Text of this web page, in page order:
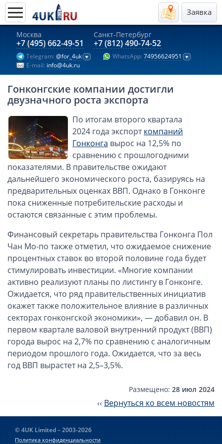
Заявка
Москва
+7 (495) 662-49-51
Санкт-Петербург
+7 (812) 490-74-52
Telegram: @for_4uk WhatsApp: 74956624951
E-mail: info@4uk.ru
Актуальные предложения 2026
Компании в Гонконге
Английские компании LTD
Киргизия (компания и счёт)
Компании в Китае
Kомпания в Канаде с лицензией MSB
Казахстан (компания и счёт)
Открытие счета в банках Казахстана
Платежная система Гонконга
Платежная система Великобритании
Платежная система Маврикия
Платежная система Казахстана
ОАЭ, Аджман (компания и счёт)
Оффшоры на Сейшелах
Турция (компания и счёт)
Счёт и карта в Турции для физлиц
Cчёт в Турции для компании
Счёт и карта в Киргизии для физлиц
Гражданство Вануату
Гражданство Сьерра-Леоне
Английские партнерства LLP
Ирландские компании LTD
Ирландские партнерства LP
Гонконгские компании достигли
двузначного роста экспорта
По итогам второго квартала
2024 года экспорткомпаний
Гонконга вырос на 12,5% по
сравнению с прошлогодними
показателями. В правительстве ожидают
дальнейшего экономического роста, базируясь на
предварительных оценках ВВП. Однако в Гонконге
пока сниженные потребительские расходы и
остаются связанные с этим проблемы.
Финансовый секретарь правительства Гонконга Пол
Чан Мо-по также отметил, что ожидаемое снижение
процентных ставок во второй половине года будет
стимулировать инвестиции. «Многие компании
активно реализуют планы по листингу в Гонконге.
Ожидается, что ряд правительственных инициатив
окажет также положительное влияние в различных
секторах гонконгской экономики», — добавил он. В
первом квартале валовой внутренний продукт (ВВП)
города вырос на 2,7% по сравнению с аналогичным
периодом прошлого года. Ожидается, что за весь
год ВВП вырастет на 2,5–3,5%.
Размещено: 28 июл 2024
‹‹ Вернуться ко всем новостям
© 4UK Limited – 2003-2026
Политика конфиденциальности